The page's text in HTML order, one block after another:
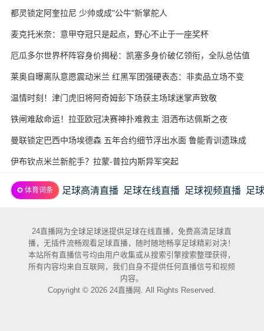
都灵锁定阿奎拉尼 少帅或成"公牛"新掌舵人
麦克托米奈：意甲夺冠只是起点，野心不止于一座奖杯
厄瓜多尔世界杯阵容身价揭秘：凯塞多身价破亿领衔，全队总估值
近3.7亿欧
莱奥自曝离队意愿震动米兰 红黑军团强硬表态：非卖品立场不变
温情时刻！津门虎旧将阿奇姆彭下场获主场球迷掌声致敬
铁闸难敌命运！拉亚欧冠决赛神扑难救主 泪洒布达佩斯之夜
曼联锁定巴西中场埃德森 五年合约细节浮出水面 鲁能青训遗珠成
意外赢家
伊布钦点米兰新舵手？拉蒙-普拉内斯异军突起
✪ 体育词条 足球高清直播 足球在线直播 足球视频直播 足
24直播网为全球足球迷提供足球在线直播，免费高清足球直
播，无插件流畅观看足球直播，随时随地畅享足球精彩对决！
本站所有直播信号均由用户收集或从搜索引擎搜索整理获得，
所有内容均来自互联网，我们自身不提供任何直播信号和视频
内容。
Copyright © 2026 24直播网. All Rights Reserved.